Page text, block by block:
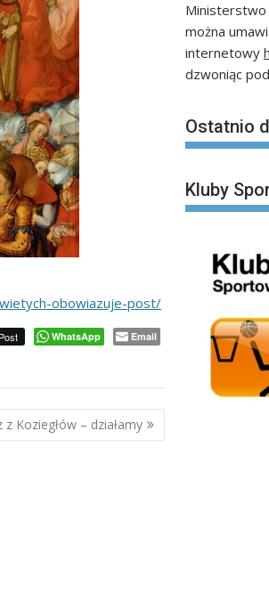
obowiazuje-post/
Post WhatsApp Email
z Koziegłów – działamy
Ministerstwo
można
internetowy
dzwoniąc
Ostatnio
Kluby